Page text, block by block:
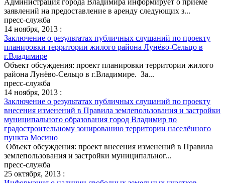
заявлений на предоставление в аренду следующих з...
пресс-служба
14 ноября, 2013 :
Заключение о результатах публичных слушаний по проекту
планировки территории жилого района Лунёво-Сельцо в
г.Владимире
Объект обсуждения: проект планировки территории жилого
района Лунёво-Сельцо в г.Владимире. За...
пресс-служба
14 ноября, 2013 :
Заключение о результатах публичных слушаний по проекту
внесения изменений в Правила землепользования и застройки
муниципального образования город Владимир по
градостроительному зонированию территории населённого
пункта Мосино
Объект обсуждения: проект внесения изменений в Правила
землепользования и застройки муниципальног...
пресс-служба
25 октября, 2013 :